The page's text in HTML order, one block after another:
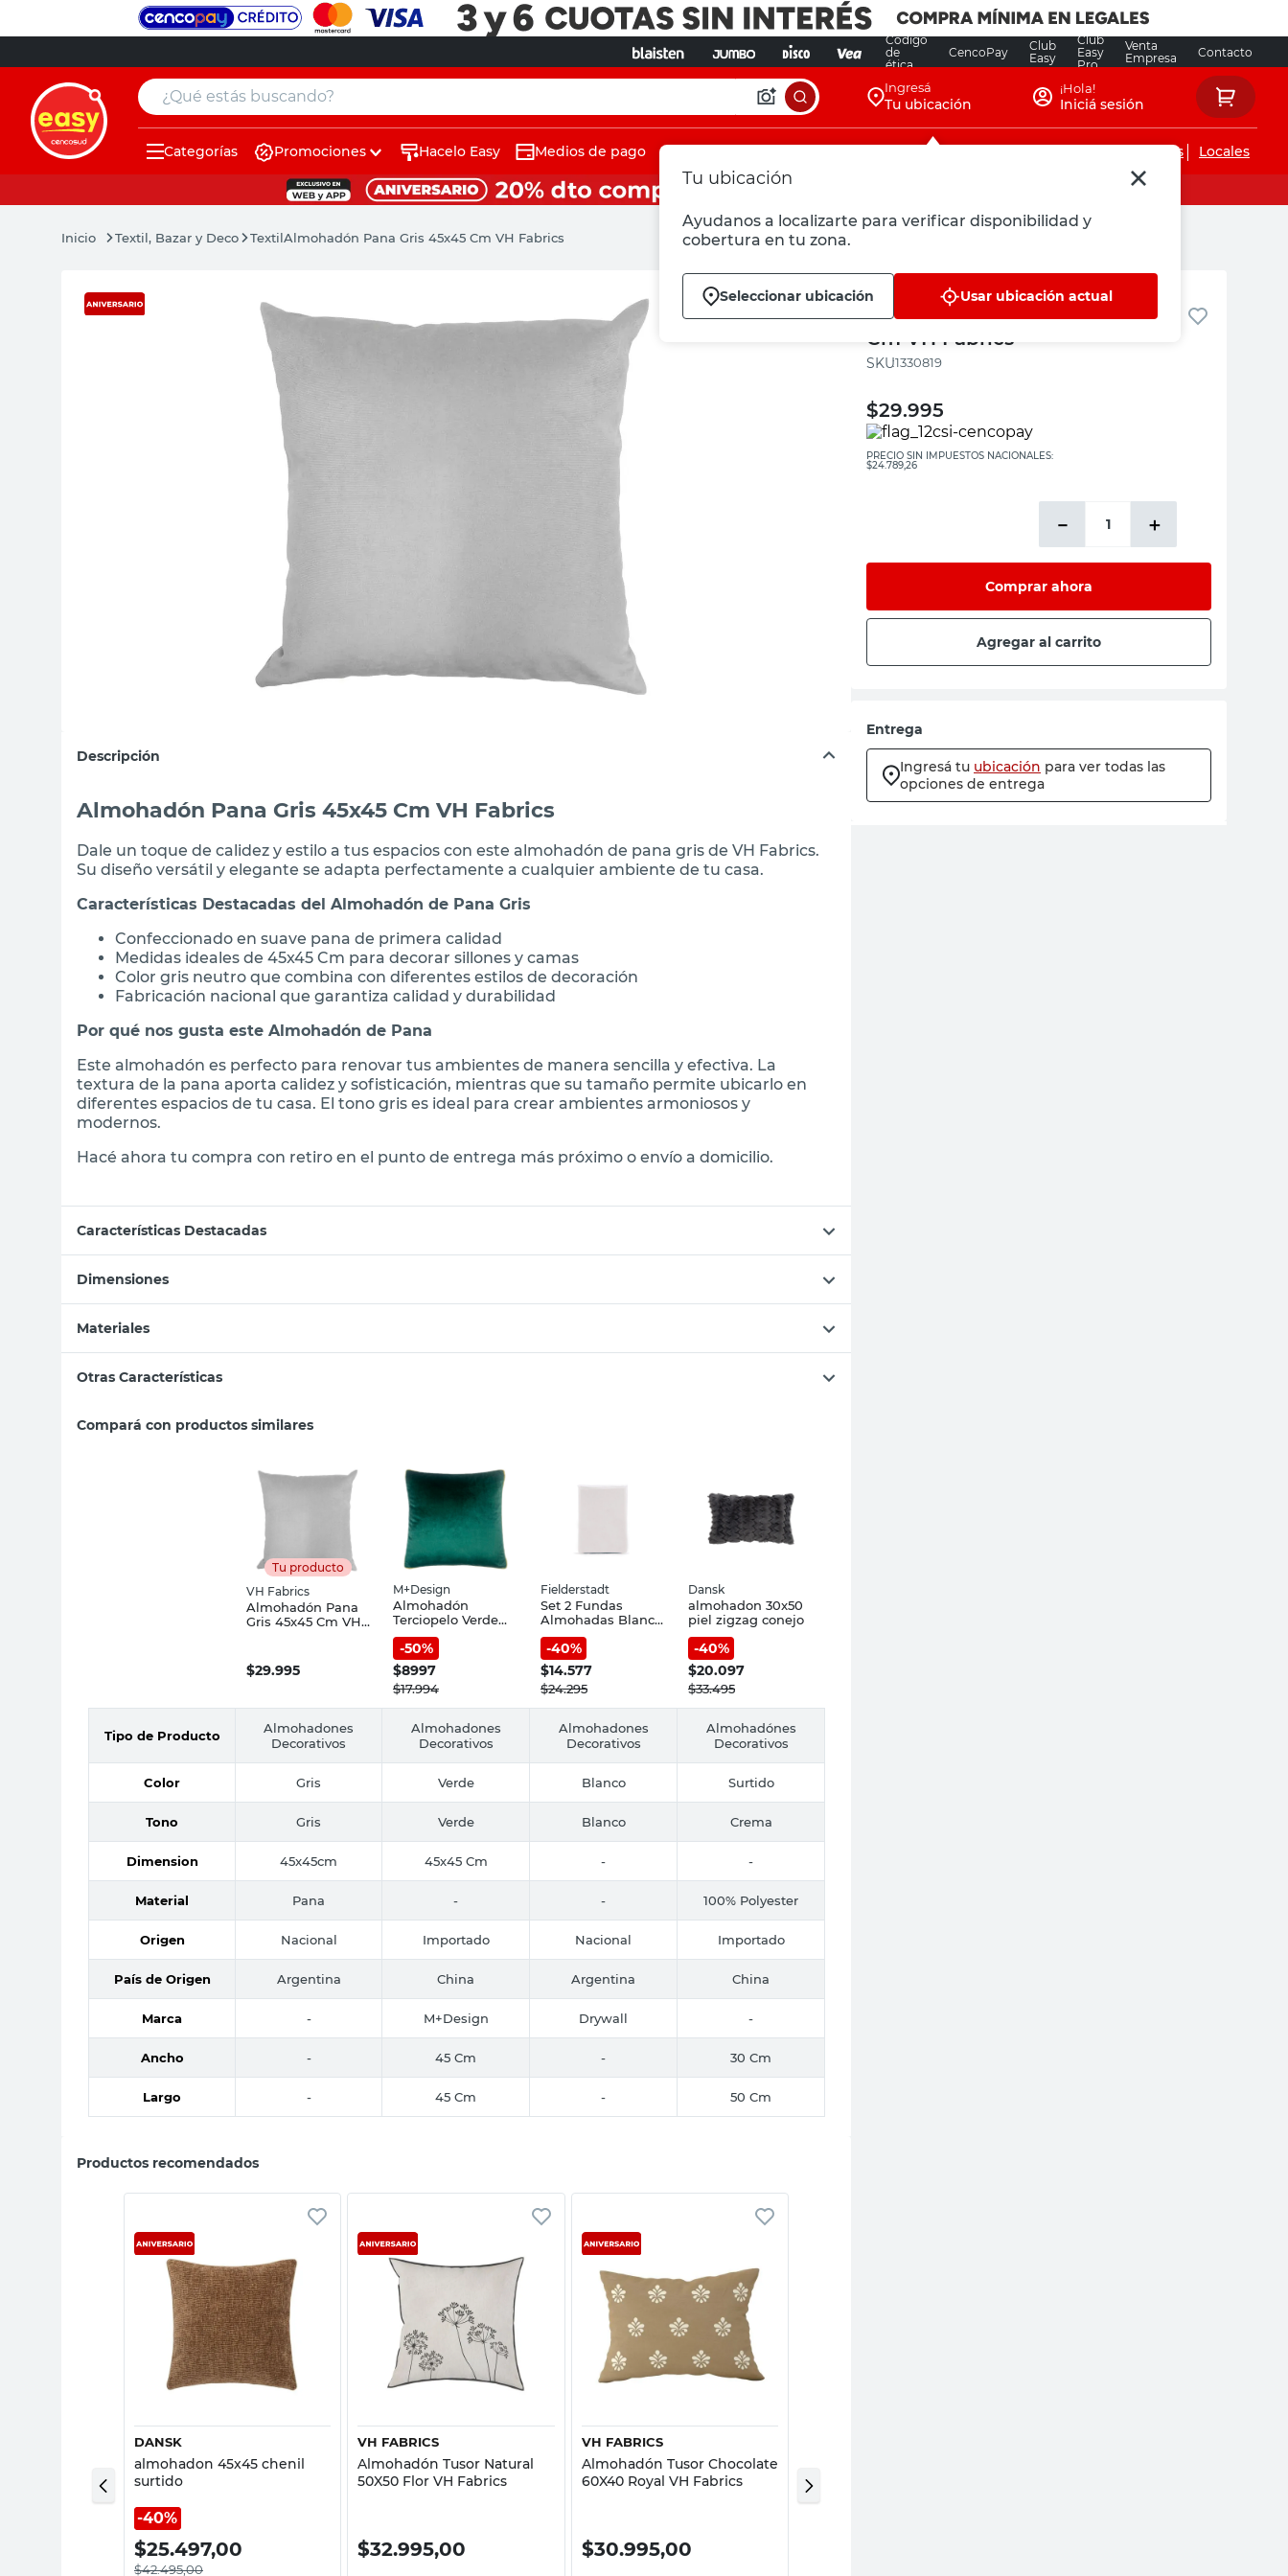
Código
de
ética
CencoPay
Club
Easy
Club
Easy
Pro
Venta
Empresa
Contacto
¿Qué estás buscando? Ingresá
Tu ubicación
Tu ubicación
Ayudanos a localizarte para verificar disponibilidad y
cobertura en tu zona.
Seleccionar ubicación Usar ubicación actual
¡Hola!
Iniciá sesión
Categorías Promociones Hacelo Easy Medios de pago Servicios de instalaciones Locales
Textil, Bazar y Deco TextilAlmohadón Pana Gris 45x45 Cm VH Fabrics
Descripción
Almohadón Pana Gris 45x45 Cm VH Fabrics
Dale un toque de calidez y estilo a tus espacios con este almohadón de pana gris de VH Fabrics.
Su diseño versátil y elegante se adapta perfectamente a cualquier ambiente de tu casa.
Características Destacadas del Almohadón de Pana Gris
Confeccionado en suave pana de primera calidad
Medidas ideales de 45x45 Cm para decorar sillones y camas
Color gris neutro que combina con diferentes estilos de decoración
Fabricación nacional que garantiza calidad y durabilidad
Por qué nos gusta este Almohadón de Pana
Este almohadón es perfecto para renovar tus ambientes de manera sencilla y efectiva. La
textura de la pana aporta calidez y sofisticación, mientras que su tamaño permite ubicarlo en
diferentes espacios de tu casa. El tono gris es ideal para crear ambientes armoniosos y
modernos.
Hacé ahora tu compra con retiro en el punto de entrega más próximo o envío a domicilio.
Características Destacadas
Dimensiones
Materiales
Otras Características
Compará con productos similares
Tu producto
VH Fabrics
Almohadón Pana
Gris 45x45 Cm VH
$29.995
M+Design
Almohadón
Terciopelo Verde
45x45 Cm
M+Design
-50%
$8997
$17.994
Fielderstadt
Set 2 Fundas
Almohadas Blanco
50X70 Cm
Fielderstadt
-40%
$14.577
$24.295
Dansk
almohadon 30x50
piel zigzag conejo
-40%
$20.097
$33.495
Tipo de Producto
Almohadones
Decorativos
Almohadones
Decorativos
Almohadones
Decorativos
Almohadónes
Decorativos
Color Gris Verde Blanco Surtido
Tono Gris Verde Blanco Crema
Dimension 45x45cm 45x45 Cm - -
Material Pana - - 100% Polyester
Origen Nacional Importado Nacional Importado
País de Origen Argentina China Argentina China
Marca - M+Design Drywall -
Ancho - 45 Cm - 30 Cm
Largo - 45 Cm - 50 Cm
Productos recomendados
Vista rápida
DANSK
almohadon 45x45 chenil
surtido
40%
$25.497,00
$42.495,00
Vista rápida
VH FABRICS
Almohadón Tusor Natural
50X50 Flor VH Fabrics
$32.995,00
Vista rápida
VH FABRICS
Almohadón Tusor Chocolate
60X40 Royal VH Fabrics
$30.995,00
M+Desing
VH Fabrics
Almohadón Pana Gris 45x45
Cm VH Fabrics
:1330819
$29.995
PRECIO SIN IMPUESTOS NACIONALES:
$24.789,26
＋
－
Comprar ahora
Agregar al carrito
Entrega
Ingresá tu ubicación para ver todas las
opciones de entrega
muebles